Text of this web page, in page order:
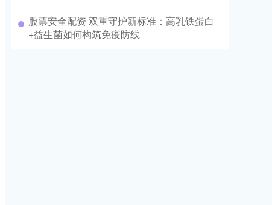
股票安全配资 双重守护新标准：高乳铁蛋白
+益生菌如何构筑免疫防线